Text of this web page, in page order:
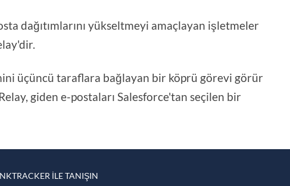
dağıtımlarını yükseltmeyi amaçlayan işletmeler
üçüncü taraflara bağlayan bir köprü görevi görür
giden e-postaları Salesforce'tan seçilen bir
ILE TANIŞIN